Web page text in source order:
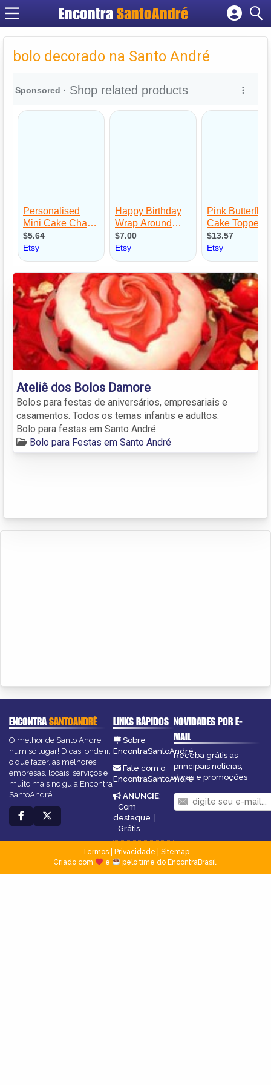
Encontra SantoAndré
Cadastrar empresa
Criar conta
bolo decorado na Santo André
Ateliê dos Bolos Damore
Bolos para festas de aniversários, empresariais e
casamentos. Todos os temas infantis e adultos.
Bolo para festas em Santo André.
Bolo para Festas em Santo André
ENCONTRASANTOANDRÉ
O melhor de Santo André
num só lugar! Dicas, onde ir,
o que fazer, as melhores
empresas, locais, serviços e
muito mais no guia Encontra
SantoAndré.
LINKS RÁPIDOS
Sobre
EncontraSantoAndré
Fale com o
EncontraSantoAndré
ANUNCIE:
Com
destaque |
Grátis
NOVIDADES POR E-
MAIL
Receba grátis as
principais notícias,
dicas e promoções
Termos| Privacidade
Sitemap
Criado com
e pelo time do EncontraBrasil